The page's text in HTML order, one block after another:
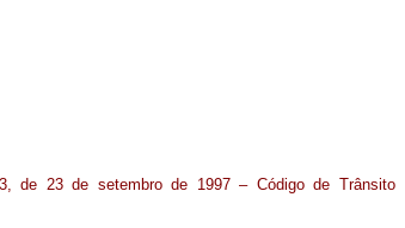
de 23 de setembro de 1997 – Código de Trânsito